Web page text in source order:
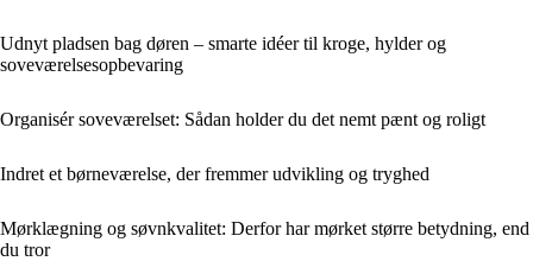
Udnyt pladsen bag døren – smarte idéer til kroge, hylder og
soveværelsesopbevaring
Organisér soveværelset: Sådan holder du det nemt pænt og roligt
Indret et børneværelse, der fremmer udvikling og tryghed
Mørklægning og søvnkvalitet: Derfor har mørket større betydning, end
du tror